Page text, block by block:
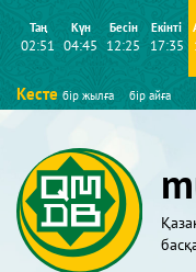
Таң
02:51
Күн
04:45
Бесін
12:25
Екінті
17:35
Кесте бір жылға бір айға